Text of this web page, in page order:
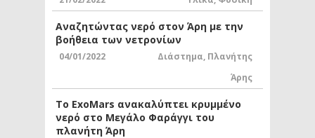
Αναζητώντας νερό στον Άρη με την
βοήθεια των νετρονίων
04/01/2022 Διάστημα, Πλανήτης
Άρης
Το ExoMars ανακαλύπτει κρυμμένο
νερό στο Μεγάλο Φαράγγι του
πλανήτη Άρη